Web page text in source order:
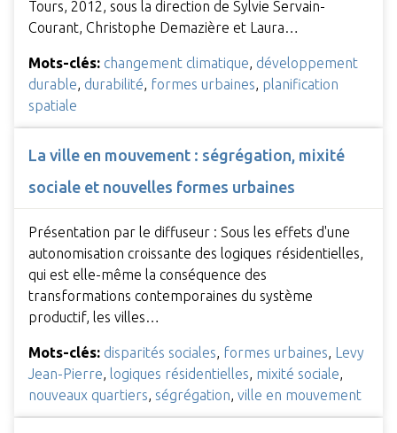
Tours, 2012, sous la direction de Sylvie Servain-
Courant, Christophe Demazière et Laura…
Mots-clés: changement climatique développement
durable durabilité formes urbaines planification
spatiale
La ville en mouvement : ségrégation, mixité
sociale et nouvelles formes urbaines
Présentation par le diffuseur : Sous les effets d'une
autonomisation croissante des logiques résidentielles,
qui est elle-même la conséquence des
transformations contemporaines du système
productif, les villes…
Mots-clés: disparités sociales, formes urbaines, Levy
Jean-Pierre, logiques résidentielles, mixité sociale,
nouveaux quartiers, ségrégation, ville en mouvement